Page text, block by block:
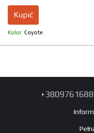
Kupić
Kolor Coyote